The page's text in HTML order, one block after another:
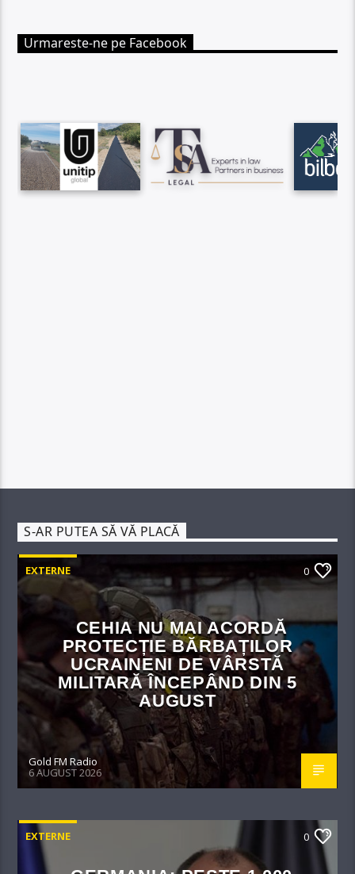
Urmareste-ne pe Facebook
S-AR PUTEA SĂ VĂ PLACĂ
EXTERNE 0
CEHIA NU MAI ACORDĂ
PROTECȚIE BĂRBAȚILOR
UCRAINENI DE VÂRSTĂ
MILITARĂ ÎNCEPÂND DIN 5
AUGUST
Gold FM Radio
6 AUGUST 2026
EXTERNE 0